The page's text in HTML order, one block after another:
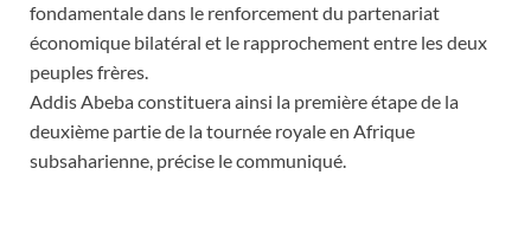
fondamentale dans le renforcement du partenariat
économique bilatéral et le rapprochement entre les deux
peuples frères.
Addis Abeba constituera ainsi la première étape de la
deuxième partie de la tournée royale en Afrique
subsaharienne, précise le communiqué.